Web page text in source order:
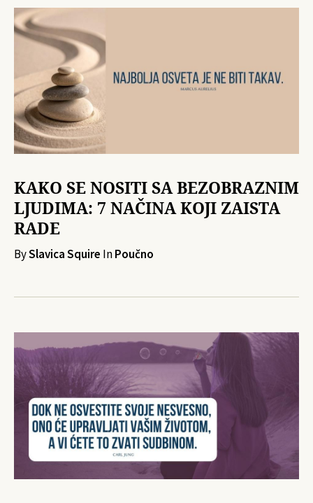
KAKO SE NOSITI SA BEZOBRAZNIM
LJUDIMA: 7 NAČINA KOJI ZAISTA
RADE
BySlavica Squire InPoučno